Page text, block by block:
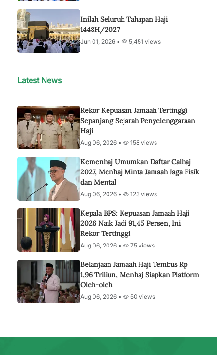
Inilah Seluruh Tahapan Haji
1448H/2027
Jun 01, 2026 • 5,451 views
Latest News
Rekor Kepuasan Jamaah Tertinggi
Sepanjang Sejarah Penyelenggaraan
Haji
Aug 06, 2026 • 158 views
Kemenhaj Umumkan Daftar Calhaj
2027, Menhaj Minta Jamaah Jaga Fisik
dan Mental
Aug 06, 2026 • 123 views
Kepala BPS: Kepuasan Jamaah Haji
2026 Naik Jadi 91,45 Persen, Ini
Rekor Tertinggi
Aug 06, 2026 • 75 views
Belanjaan Jamaah Haji Tembus Rp
1,96 Triliun, Menhaj Siapkan Platform
Oleh-oleh
Aug 06, 2026 • 50 views